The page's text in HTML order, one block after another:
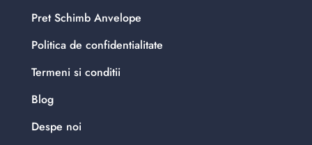
Pret Schimb Anvelope
Politica de confidentialitate
Termeni si conditii
Blog
Despe noi